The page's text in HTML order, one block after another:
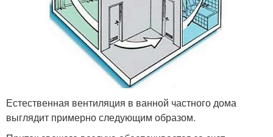
Естественная вентиляция в ванной частного дома
выглядит примерно следующим образом.